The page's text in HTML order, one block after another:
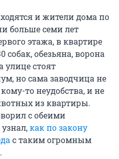
и жители дома по
больше семи лет
этажа, в квартире
обезьяна, ворона
улице стоят
но сама заводчица не
то неудобства, и не
из квартиры.
с обеими
как по закону
с таким огромным